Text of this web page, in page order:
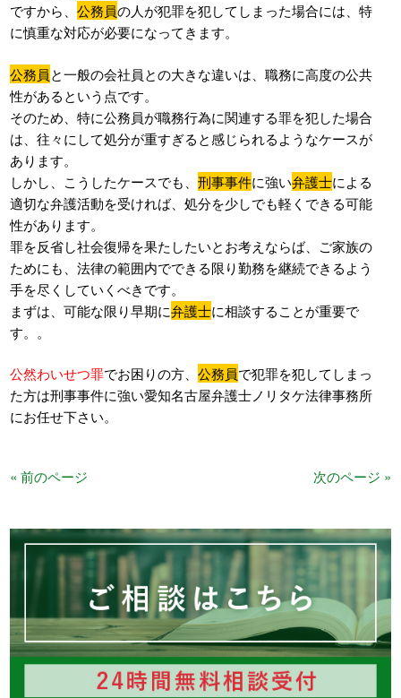
ですから、公務員の人が犯罪を犯してしまった場合には、特
に慎重な対応が必要になってきます。
公務員と一般の会社員との大きな違いは、職務に高度の公共
性があるという点です。
そのため、特に公務員が職務行為に関連する罪を犯した場合
は、往々にして処分が重すぎると感じられるようなケースが
あります。
しかし、こうしたケースでも、刑事事件に強い弁護士による
適切な弁護活動を受ければ、処分を少しでも軽くできる可能
性があります。
罪を反省し社会復帰を果たしたいとお考えならば、ご家族の
ためにも、法律の範囲内でできる限り勤務を継続できるよう
手を尽くしていくべきです。
まずは、可能な限り早期に弁護士に相談することが重要で
す。。
公然わいせつ罪でお困りの方、公務員で犯罪を犯してしまっ
た方は刑事事件に強い愛知名古屋弁護士ノリタケ法律事務所
にお任せ下さい。
« 前のページ 次のページ »